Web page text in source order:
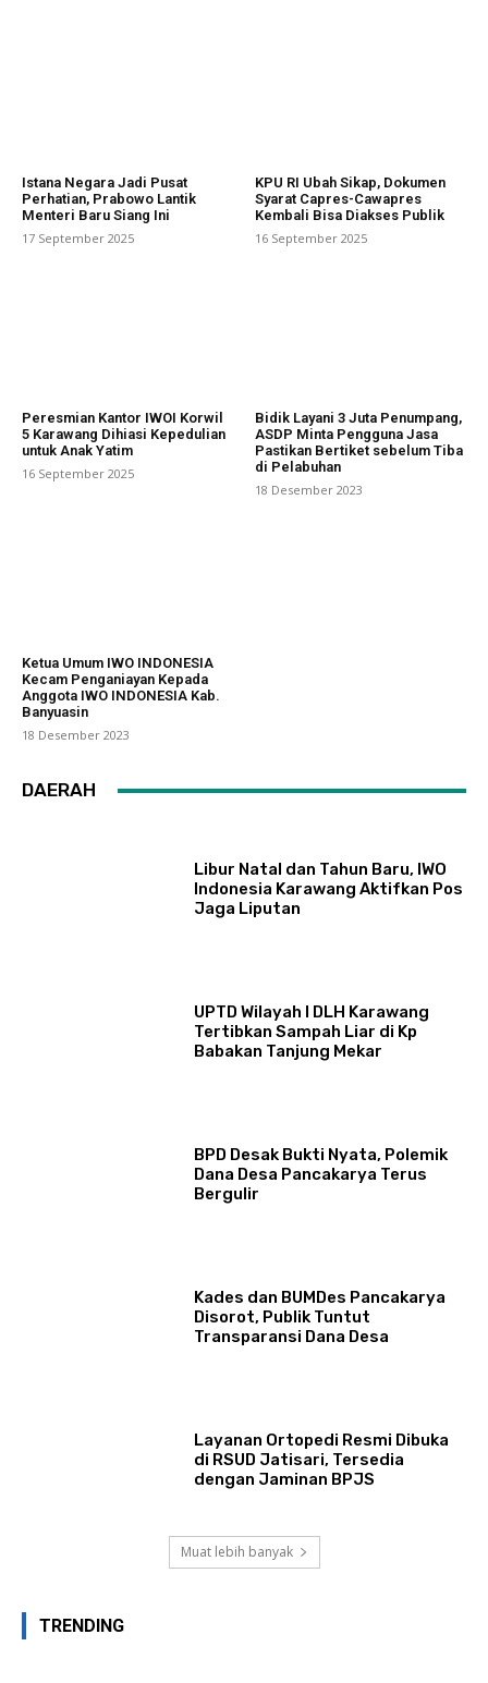
Istana Negara Jadi Pusat
Perhatian, Prabowo Lantik
Menteri Baru Siang Ini
17 September 2025
KPU RI Ubah Sikap, Dokumen
Syarat Capres-Cawapres
Kembali Bisa Diakses Publik
16 September 2025
Peresmian Kantor IWOI Korwil
5 Karawang Dihiasi Kepedulian
untuk Anak Yatim
16 September 2025
Bidik Layani 3 Juta Penumpang,
ASDP Minta Pengguna Jasa
Pastikan Bertiket sebelum Tiba
di Pelabuhan
18 Desember 2023
Ketua Umum IWO INDONESIA
Kecam Penganiayan Kepada
Anggota IWO INDONESIA Kab.
Banyuasin
18 Desember 2023
DAERAH
Libur Natal dan Tahun Baru, IWO
Indonesia Karawang Aktifkan Pos
Jaga Liputan
UPTD Wilayah I DLH Karawang
Tertibkan Sampah Liar di Kp
Babakan Tanjung Mekar
BPD Desak Bukti Nyata, Polemik
Dana Desa Pancakarya Terus
Bergulir
Kades dan BUMDes Pancakarya
Disorot, Publik Tuntut
Transparansi Dana Desa
Layanan Ortopedi Resmi Dibuka
di RSUD Jatisari, Tersedia
dengan Jaminan BPJS
Muat lebih banyak
TRENDING